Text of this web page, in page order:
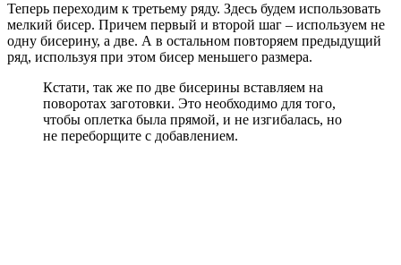
Теперь переходим к третьему ряду. Здесь будем использовать
мелкий бисер. Причем первый и второй шаг – используем не
одну бисерину, а две. А в остальном повторяем предыдущий
ряд, используя при этом бисер меньшего размера.
Кстати, так же по две бисерины вставляем на
поворотах заготовки. Это необходимо для того,
чтобы оплетка была прямой, и не изгибалась, но
не переборщите с добавлением.